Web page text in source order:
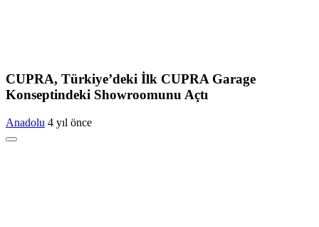
CUPRA, Türkiye’deki İlk CUPRA Garage
Konseptindeki Showroomunu Açtı
Anadolu 4 yıl önce